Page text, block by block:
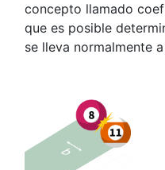
concepto llamado
que es posible
se lleva normalmente